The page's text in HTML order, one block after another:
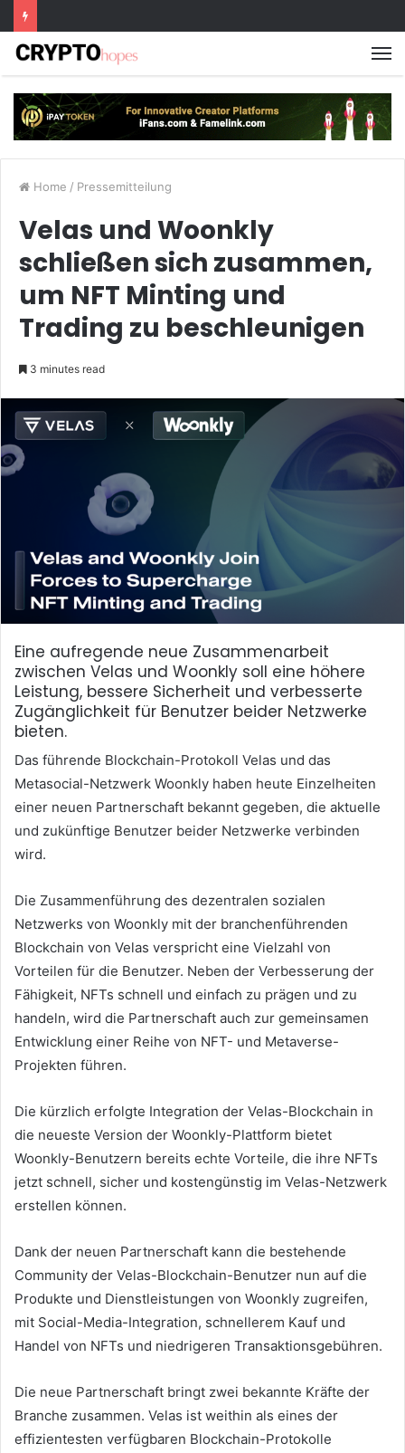
Home / Pressemitteilung
Velas und Woonkly
schließen sich zusammen,
um NFT Minting und
Trading zu beschleunigen
3 minutes read
Eine aufregende neue Zusammenarbeit
zwischen Velas und Woonkly soll eine höhere
Leistung, bessere Sicherheit und verbesserte
Zugänglichkeit für Benutzer beider Netzwerke
bieten.
Das führende Blockchain-Protokoll Velas und das
Metasocial-Netzwerk Woonkly haben heute Einzelheiten
einer neuen Partnerschaft bekannt gegeben, die aktuelle
und zukünftige Benutzer beider Netzwerke verbinden
wird.
Die Zusammenführung des dezentralen sozialen
Netzwerks von Woonkly mit der branchenführenden
Blockchain von Velas verspricht eine Vielzahl von
Vorteilen für die Benutzer. Neben der Verbesserung der
Fähigkeit, NFTs schnell und einfach zu prägen und zu
handeln, wird die Partnerschaft auch zur gemeinsamen
Entwicklung einer Reihe von NFT- und Metaverse-
Projekten führen.
Die kürzlich erfolgte Integration der Velas-Blockchain in
die neueste Version der Woonkly-Plattform bietet
Woonkly-Benutzern bereits echte Vorteile, die ihre NFTs
jetzt schnell, sicher und kostengünstig im Velas-Netzwerk
erstellen können.
Dank der neuen Partnerschaft kann die bestehende
Community der Velas-Blockchain-Benutzer nun auf die
Produkte und Dienstleistungen von Woonkly zugreifen,
mit Social-Media-Integration, schnellerem Kauf und
Handel von NFTs und niedrigeren Transaktionsgebühren.
Die neue Partnerschaft bringt zwei bekannte Kräfte der
Branche zusammen. Velas ist weithin als eines der
effizientesten verfügbaren Blockchain-Protokolle